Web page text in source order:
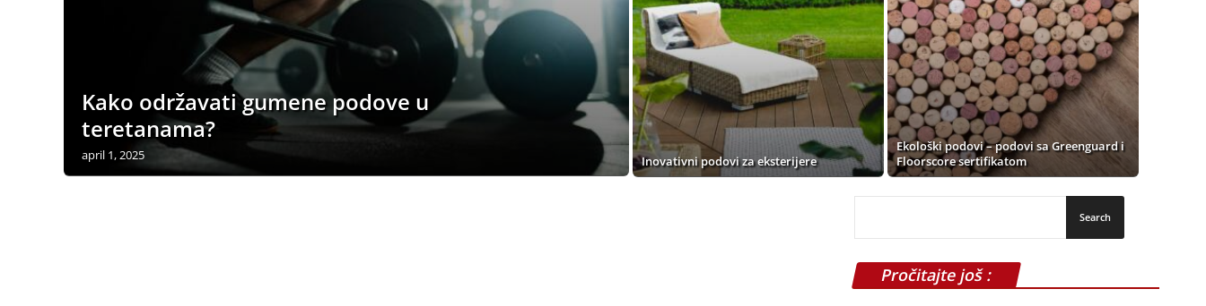
Kako održavati gumene podove u
teretanama?
april 1, 2025 Inovativni podovi za eksterijere
Ekološki podovi – podovi sa Greenguard i
Floorscore sertifikatom
Pročitajte još :